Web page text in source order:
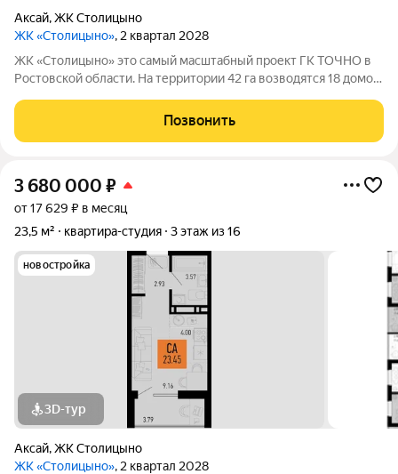
Аксай,ЖК Столицыно
ЖК «Столицыно», 2 квартал 2028
ЖК «Столицыно» это самый масштабный проект ГК ТОЧНО в
Ростовской области. На территории 42 га возводятся 18 домов
на 600 мест, медицинский центр, парк 8,4 га и фитнес-центр с
бассейном.
Позвонить
3 680 000 ₽
от 17 629 ₽ в месяц
23,5 м²
квартира-студия 3 этаж из 16
новостройка
3D-тур
Аксай,ЖК Столицыно
ЖК «Столицыно», 2 квартал 2028